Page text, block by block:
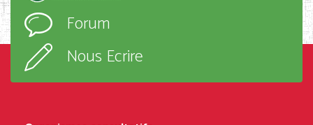
SUD-OUEST
BALI COMMUNITY HIGH SCHOOL BP :(1)
d’enseignement,
Forum
Nous Ecrire